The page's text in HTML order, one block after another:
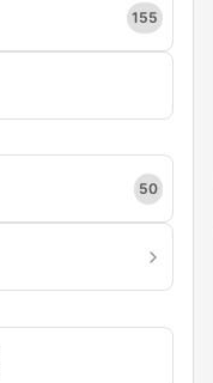
155
50